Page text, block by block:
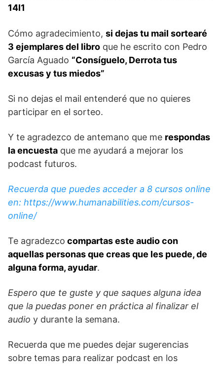
14l1
Cómo agradecimiento, si dejas tu mail sortearé
3 ejemplares del libro que he escrito con Pedro
García Aguado “Consíguelo, Derrota tus
excusas y tus miedos”
Si no dejas el mail entenderé que no quieres
participar en el sorteo.
Y te agradezco de antemano que me respondas
la encuesta que me ayudará a mejorar los
podcast futuros.
Recuerda que puedes acceder a 8 cursos online
en: https://www.humanabilities.com/cursos-
online/
Te agradezco compartas este audio con
aquellas personas que creas que les puede, de
alguna forma, ayudar.
Espero que te guste y que saques alguna idea
que la puedas poner en práctica al finalizar el
audio y durante la semana.
Recuerda que me puedes dejar sugerencias
sobre temas para realizar podcast en los